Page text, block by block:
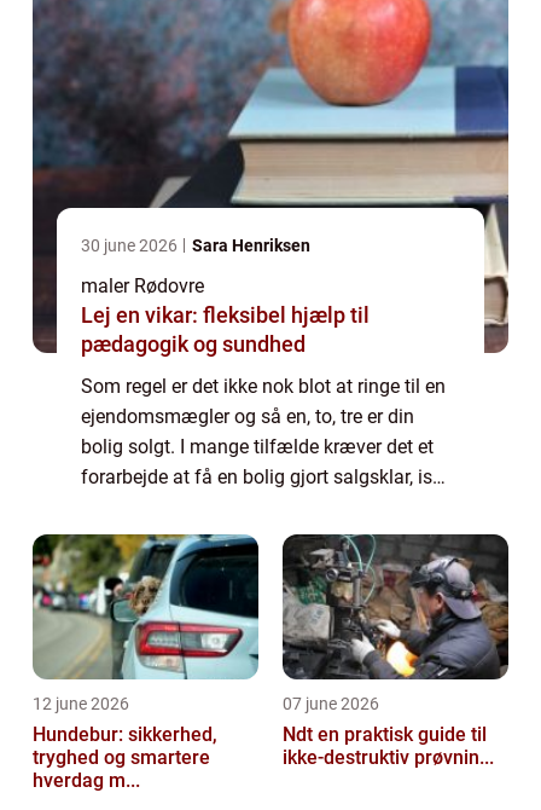
30 june 2026 Sara Henriksen
maler Rødovre
Lej en vikar: fleksibel hjælp til
pædagogik og sundhed
Som regel er det ikke nok blot at ringe til en
ejendomsmægler og så en, to, tre er din
bolig solgt. I mange tilfælde kræver det et
forarbejde at få en bolig gjort salgsklar, især
12 june 2026
Hundebur: sikkerhed,
tryghed og smartere
hverdag m...
07 june 2026
Ndt en praktisk guide til
ikke-destruktiv prøvnin...